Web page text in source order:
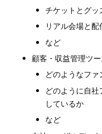
チケットとグッ
リアル会場と
など
顧客・収益管理ツ
どのようなフ
どのように自
しているか
など